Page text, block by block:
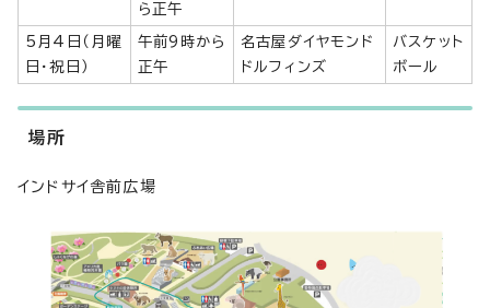
ら正午
5月4日（月曜
日・祝日）
午前9時から
正午
名古屋ダイヤモンド
ドルフィンズ
バスケット
ボール
場所
インドサイ舎前広場